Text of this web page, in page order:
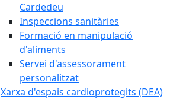
Cardedeu
Inspeccions sanitàries
Formació en manipulació
d'aliments
Servei d'assessorament
personalitzat
Xarxa d'espais cardioprotegits (DEA)